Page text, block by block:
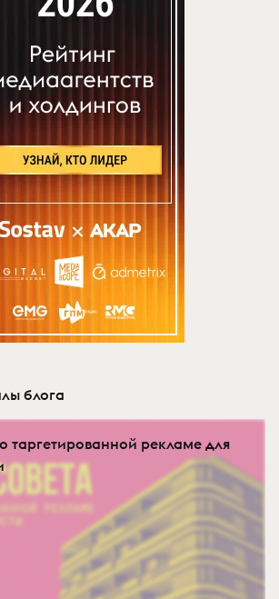
блога
таргетированной рекламе для